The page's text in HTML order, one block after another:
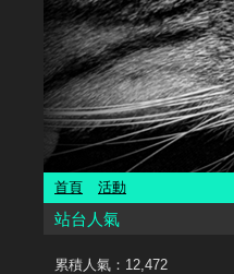
首頁 活動
站台人氣
累積人氣： 12,472